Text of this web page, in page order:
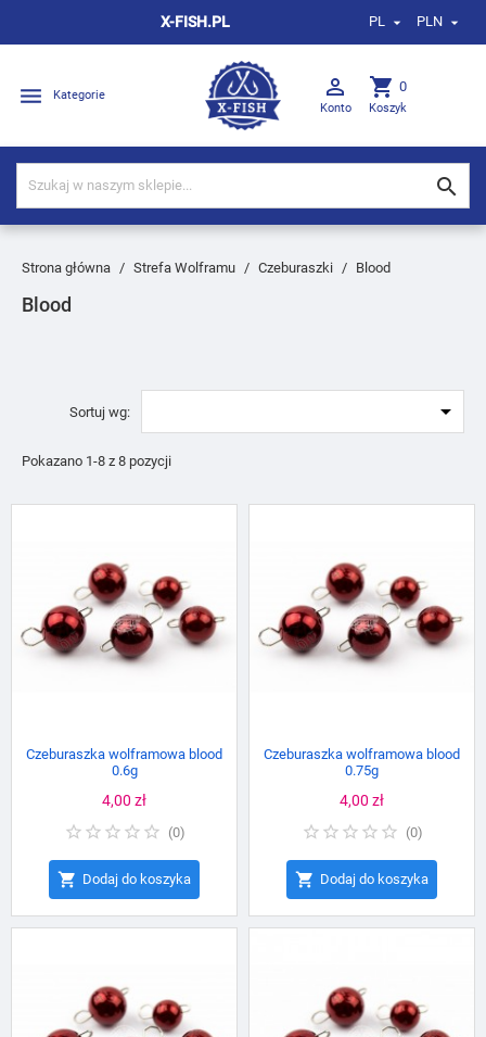
X-FISH.PL PL  PLN 
 Kategorie 
Konto
shopping_cart 0
Koszyk

Strona główna Strefa Wolframu Czeburaszki Blood
Blood
Sortuj wg: 
Pokazano 1-8 z 8 pozycji
Czeburaszka wolframowa blood
0.6g
Cena
4,00 zł
(0)
 Dodaj do koszyka
Czeburaszka wolframowa blood
0.75g
Cena
4,00 zł
(0)
 Dodaj do koszyka